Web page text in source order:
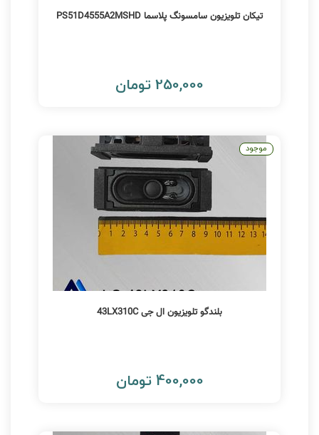
تیکان تلویزیون سامسونگ پلاسما PS51D4555A2MSHD
250,000 تومان
بلندگو تلویزیون ال جی 43LX310C
400,000 تومان
موجود